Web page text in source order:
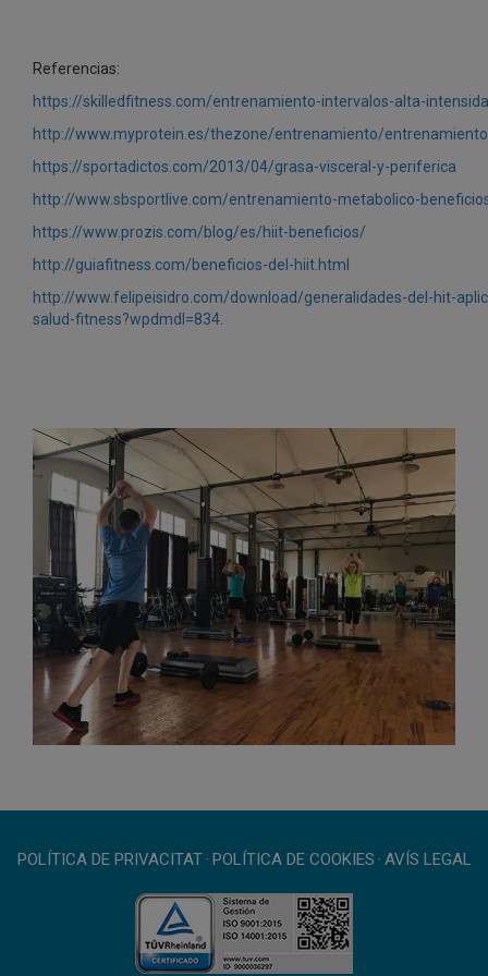
Referencias:
https://skilledfitness.com/entrenamiento-intervalos-alta-
http://www.myprotein.es/thezone/entrenamiento/
https://sportadictos.com/2013/04/grasa-visceral-y-periferica
http://www.sbsportlive.com/entrenamiento-metabolico-
https://www.prozis.com/blog/es/hiit-beneficios/
http://guiafitness.com/beneficios-del-hiit.html
http://www.felipeisidro.com/download/generalidades-del-hit-
salud-fitness?wpdmdl=834
POLÍTICA DE PRIVACITAT · POLÍTICA DE COOKIES · AVÍS LEGAL